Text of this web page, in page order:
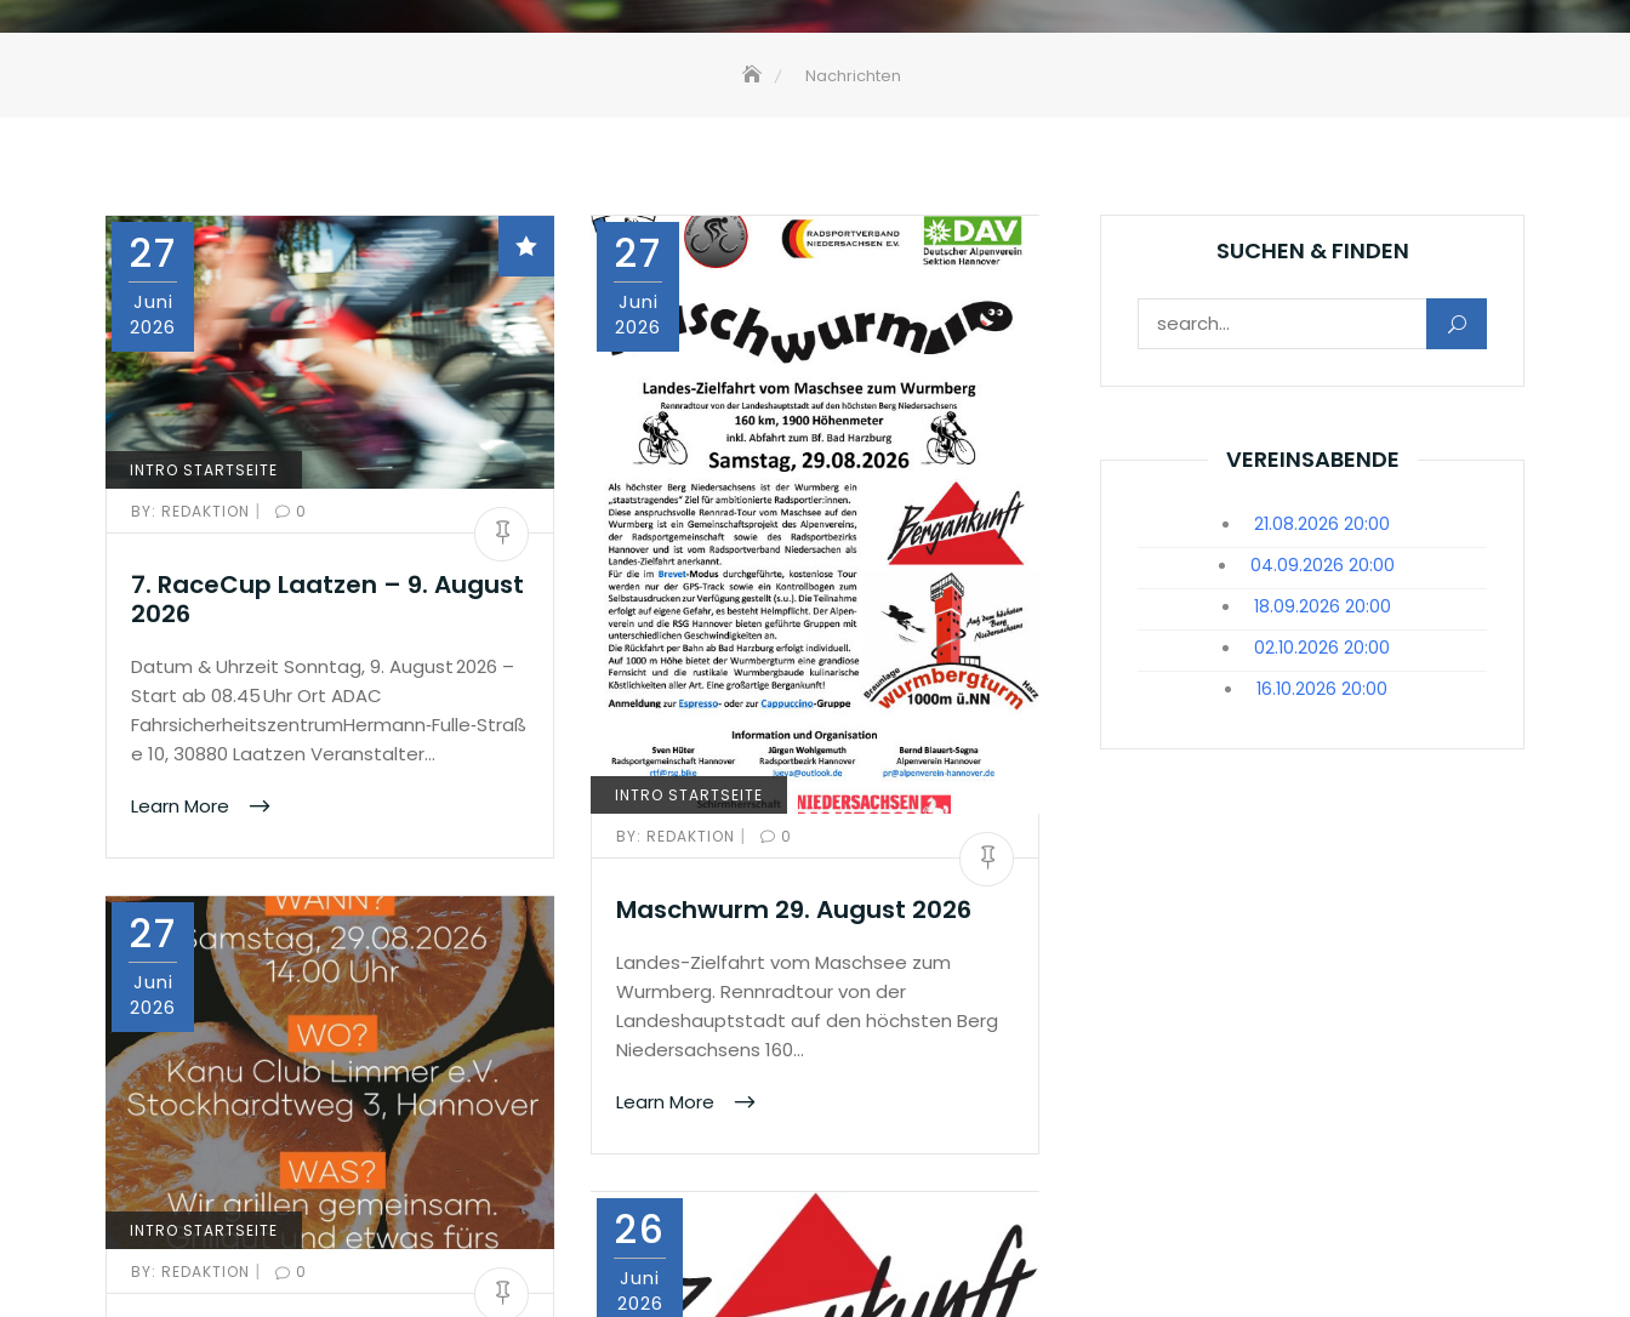
Nachrichten
27
Juni
2026
INTRO STARTSEITE
BY: REDAKTION | 0
7. RaceCup Laatzen – 9. August
2026
Datum & Uhrzeit Sonntag, 9. August 2026 –
Start ab 08.45 Uhr Ort ADAC
FahrsicherheitszentrumHermann‑Fulle‑Straß
e 10, 30880 Laatzen Veranstalter…
Learn More
27
Juni
2026
INTRO STARTSEITE
BY: REDAKTION | 0
Maschwurm 29. August 2026
Landes-Zielfahrt vom Maschsee zum
Wurmberg. Rennradtour von der
Landeshauptstadt auf den höchsten Berg
Niedersachsens 160…
Learn More
27
Juni
2026
INTRO STARTSEITE
BY: REDAKTION | 0
26
Juni
2026
SUCHEN & FINDEN
VEREINSABENDE
21.08.2026 20:00
04.09.2026 20:00
18.09.2026 20:00
02.10.2026 20:00
16.10.2026 20:00